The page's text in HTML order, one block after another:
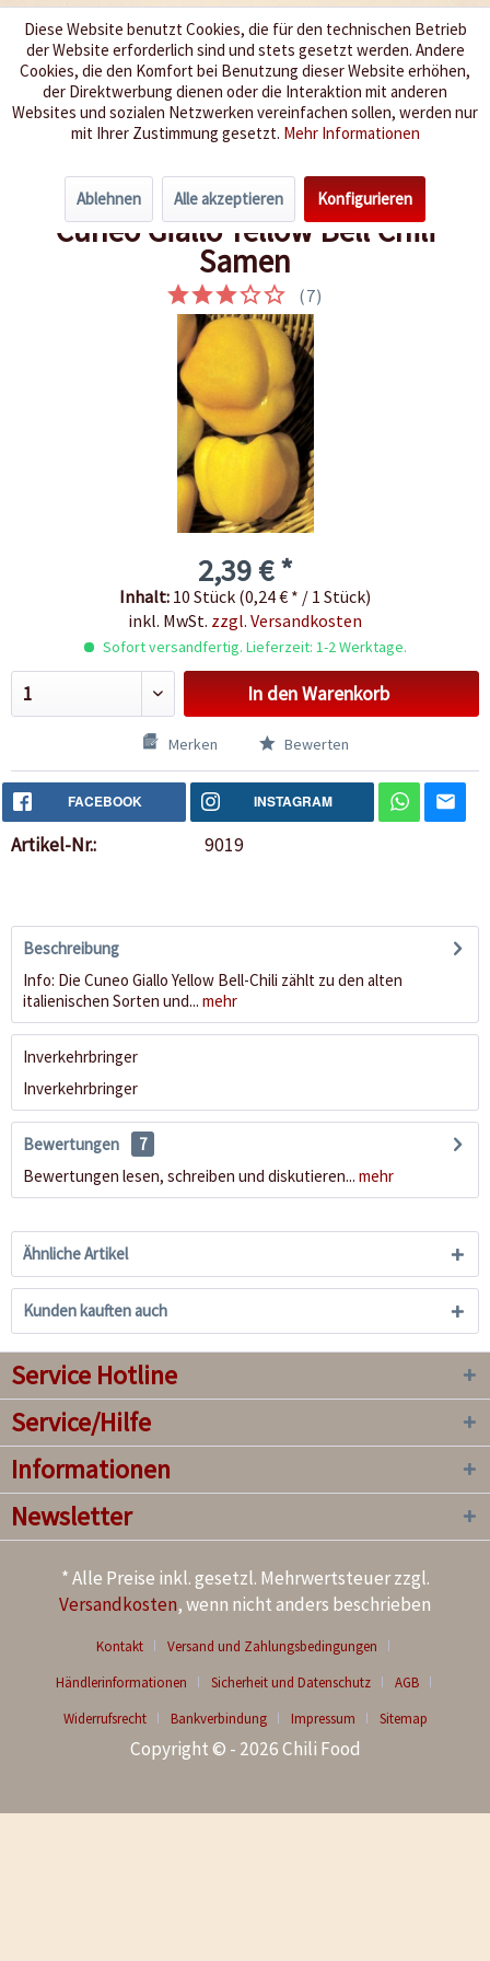
Wir würzen Ihr Leben
Menü
Übersicht Chili-Samen
Cuneo Giallo Yellow Bell Chili
Samen
(7)
2,39 € *
Inhalt: 10 Stück (0,24 € * / 1 Stück)
inkl. MwSt. zzgl. Versandkosten
Sofort versandfertig. Lieferzeit: 1-2 Werktage.
In denWarenkorb
Merken Bewerten
FACEBOOK INSTAGRAM
Artikel-Nr.: 9019
Beschreibung
Info: Die Cuneo Giallo Yellow Bell-Chili zählt zu den alten
italienischen Sorten und... mehr
Inverkehrbringer
Inverkehrbringer
Bewertungen
7
Bewertungen lesen, schreiben und diskutieren... mehr
Ähnliche Artikel
Kunden kauften auch
Service Hotline
Service/Hilfe
Informationen
Newsletter
* Alle Preise inkl. gesetzl. Mehrwertsteuer zzgl.
Versandkosten, wenn nicht anders beschrieben
Kontakt
Versand und Zahlungsbedingungen
Händlerinformationen
Sicherheit und Datenschutz
AGB
Widerrufsrecht
Bankverbindung Impressum Sitemap
Copyright © - 2026 Chili Food
Diese Website benutzt Cookies, die für den technischen Betrieb
der Website erforderlich sind und stets gesetzt werden. Andere
Cookies, die den Komfort bei Benutzung dieser Website erhöhen,
der Direktwerbung dienen oder die Interaktion mit anderen
Websites und sozialen Netzwerken vereinfachen sollen, werden nur
mit Ihrer Zustimmung gesetzt. Mehr Informationen
Ablehnen Alle akzeptieren Konfigurieren